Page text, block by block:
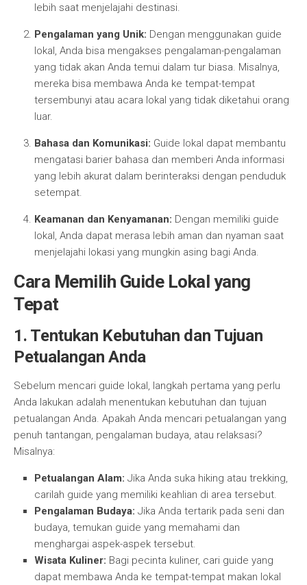
lebih saat menjelajahi destinasi.
Pengalaman yang Unik: Dengan menggunakan guide
lokal, Anda bisa mengakses pengalaman-pengalaman
yang tidak akan Anda temui dalam tur biasa. Misalnya,
mereka bisa membawa Anda ke tempat-tempat
tersembunyi atau acara lokal yang tidak diketahui orang
luar.
Bahasa dan Komunikasi: Guide lokal dapat membantu
mengatasi barier bahasa dan memberi Anda informasi
yang lebih akurat dalam berinteraksi dengan penduduk
setempat.
Keamanan dan Kenyamanan: Dengan memiliki guide
lokal, Anda dapat merasa lebih aman dan nyaman saat
menjelajahi lokasi yang mungkin asing bagi Anda.
Cara Memilih Guide Lokal yang
Tepat
1. Tentukan Kebutuhan dan Tujuan
Petualangan Anda
Sebelum mencari guide lokal, langkah pertama yang perlu
Anda lakukan adalah menentukan kebutuhan dan tujuan
petualangan Anda. Apakah Anda mencari petualangan yang
penuh tantangan, pengalaman budaya, atau relaksasi?
Misalnya:
Petualangan Alam: Jika Anda suka hiking atau trekking,
carilah guide yang memiliki keahlian di area tersebut.
Pengalaman Budaya: Jika Anda tertarik pada seni dan
budaya, temukan guide yang memahami dan
menghargai aspek-aspek tersebut.
Wisata Kuliner: Bagi pecinta kuliner, cari guide yang
dapat membawa Anda ke tempat-tempat makan lokal